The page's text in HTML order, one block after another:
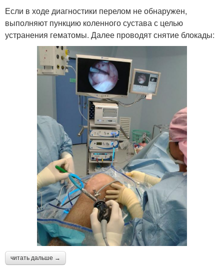
Если в ходе диагностики перелом не обнаружен,
выполняют пункцию коленного сустава с целью
устранения гематомы. Далее проводят снятие блокады:
читать дальше →